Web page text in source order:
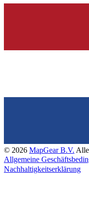
© 2026 MapGear B.V.
Allgemeine
Nachhaltigkeitserklärung